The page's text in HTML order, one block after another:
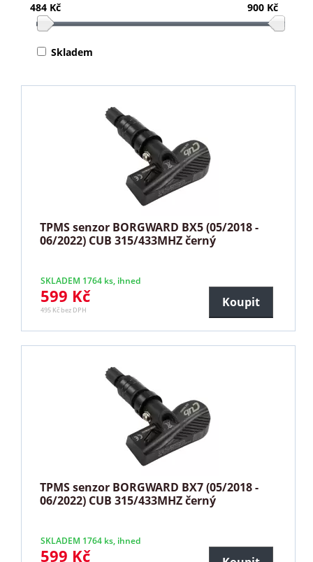
484 Kč 900 Kč
Skladem
TPMS senzor BORGWARD BX5 (05/2018 -
06/2022) CUB 315/433MHZ černý
SKLADEM 1764 ks, ihned
599 Kč
495 Kč bez DPH
Koupit
TPMS senzor BORGWARD BX7 (05/2018 -
06/2022) CUB 315/433MHZ černý
SKLADEM 1764 ks, ihned
599 Kč